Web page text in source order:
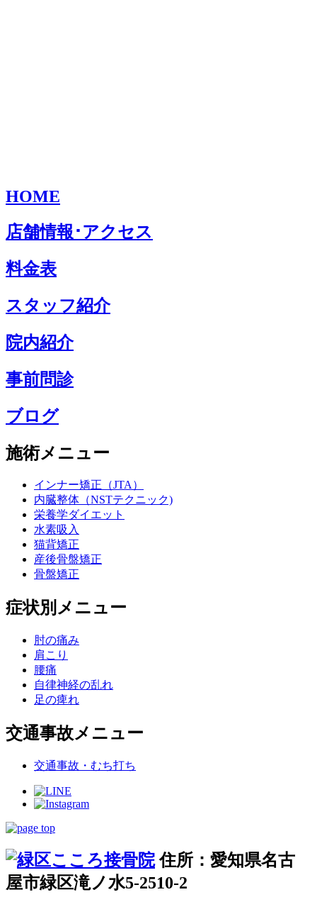
HOME
店舗情報･アクセス
料金表
スタッフ紹介
院内紹介
事前問診
ブログ
施術メニュー
インナー矯正（JTA）
内臓整体（NSTテクニック)
栄養学ダイエット
水素吸入
猫背矯正
産後骨盤矯正
骨盤矯正
症状別メニュー
肘の痛み
肩こり
腰痛
自律神経の乱れ
足の痺れ
交通事故メニュー
交通事故・むち打ち
住所：愛知県名古
屋市緑区滝ノ水5-2510-2